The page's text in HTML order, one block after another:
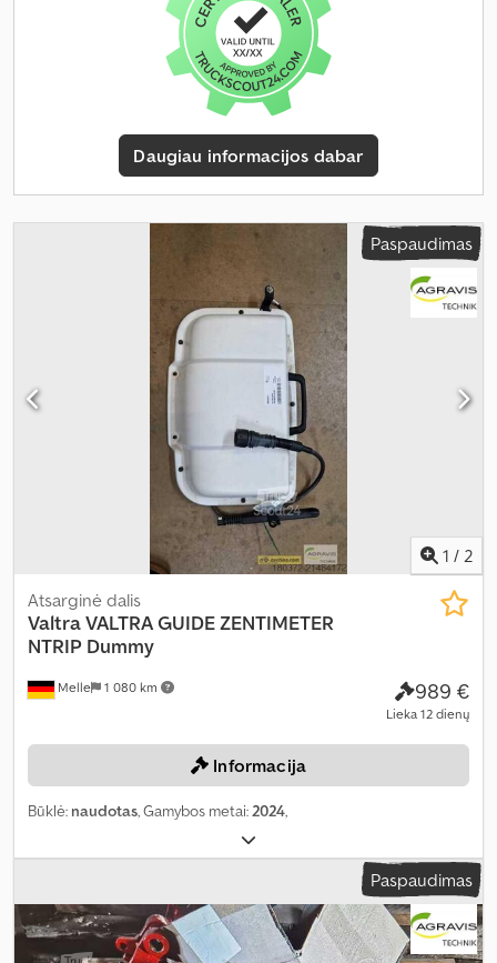
Daugiau informacijos dabar
Paspaudimas
1 / 2
Melle 1 080 km
Atsarginė dalis
ValtraVALTRA GUIDE ZENTIMETER
NTRIP Dummy
989 €
Lieka 12 dienų
Informacija
Būklė: naudotas, Gamybos metai:2024,
Paspaudimas